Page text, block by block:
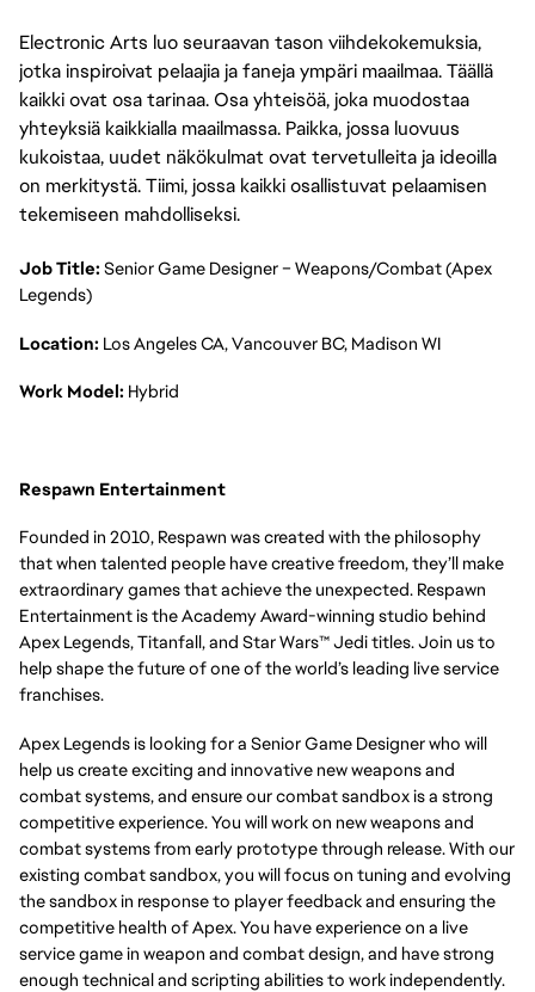
Electronic Arts luo seuraavan tason viihdekokemuksia,
jotka inspiroivat pelaajia ja faneja ympäri maailmaa. Täällä
kaikki ovat osa tarinaa. Osa yhteisöä, joka muodostaa
yhteyksiä kaikkialla maailmassa. Paikka, jossa luovuus
kukoistaa, uudet näkökulmat ovat tervetulleita ja ideoilla
on merkitystä. Tiimi, jossa kaikki osallistuvat pelaamisen
tekemiseen mahdolliseksi.
Job Title: Senior Game Designer – Weapons/Combat (Apex
Legends)
Location: Los Angeles CA, Vancouver BC, Madison WI
Work Model: Hybrid
Respawn Entertainment
Founded in 2010, Respawn was created with the philosophy
that when talented people have creative freedom, they’ll make
extraordinary games that achieve the unexpected. Respawn
Entertainment is the Academy Award-winning studio behind
Apex Legends, Titanfall, and Star Wars™ Jedi titles. Join us to
help shape the future of one of the world’s leading live service
franchises.
Apex Legends is looking for a Senior Game Designer who will
help us create exciting and innovative new weapons and
combat systems, and ensure our combat sandbox is a strong
competitive experience. You will work on new weapons and
combat systems from early prototype through release. With our
existing combat sandbox, you will focus on tuning and evolving
the sandbox in response to player feedback and ensuring the
competitive health of Apex. You have experience on a live
service game in weapon and combat design, and have strong
enough technical and scripting abilities to work independently.